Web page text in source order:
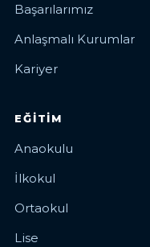
Başarılarımız
Anlaşmalı Kurumlar
Kariyer
EĞITIM
Anaokulu
İlkokul
Ortaokul
Lise